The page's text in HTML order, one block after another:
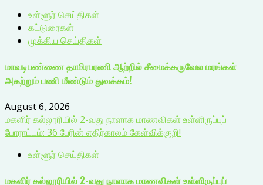
உள்ளூர் செய்திகள்
கட்டுரைகள்
முக்கிய செய்திகள்
மாவடிபண்ணை தாமிரபரணி ஆற்றில் சீமைக்கருவேல மரங்கள்
அகற்றும் பணி மீண்டும் துவக்கம்!
August 6, 2026
மகளிர் கல்லூரியில் 2-வது நாளாக மாணவிகள் உள்ளிருப்புப்
போராட்டம்: 36 பேரின் எதிர்காலம் கேள்விக்குறி!
உள்ளூர் செய்திகள்
மகளிர் கல்லூரியில் 2-வது நாளாக மாணவிகள் உள்ளிருப்புப்